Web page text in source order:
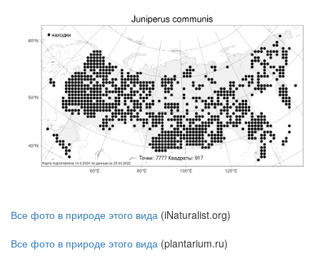
Все фото в природе этого вида (iNaturalist.org)
Все фото в природе этого вида (plantarium.ru)